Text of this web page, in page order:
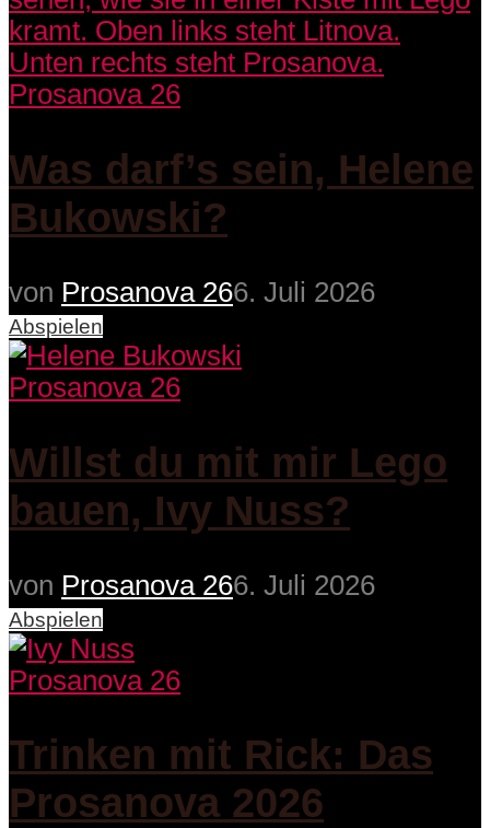
Prosanova 26
Was darf’s sein, Helene
Bukowski?
von Prosanova 266. Juli 2026
Abspielen
Prosanova 26
Willst du mit mir Lego
bauen, Ivy Nuss?
von Prosanova 266. Juli 2026
Abspielen
Prosanova 26
Trinken mit Rick: Das
Prosanova 2026